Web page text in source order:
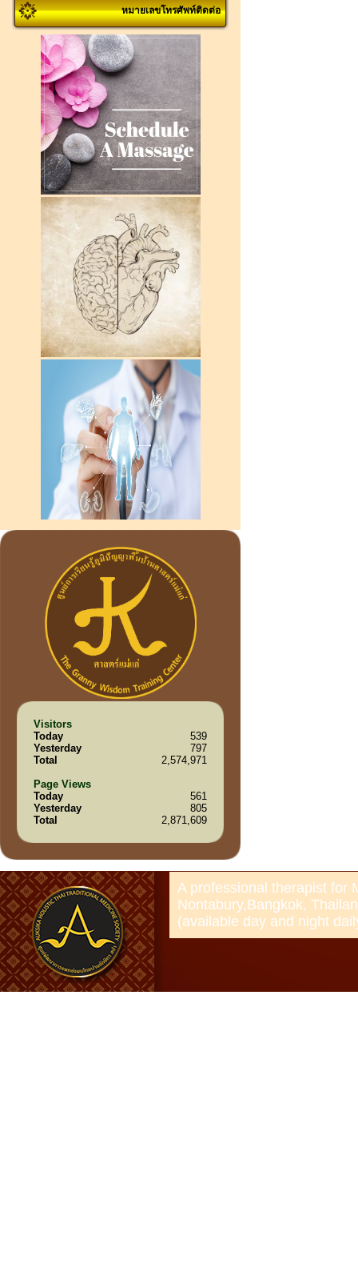
หมายเลขโทรศัพท์ติดต่อ
Visitors
Today
539
Yesterday
797
Total
2,574,971
Page Views
Today
561
Yesterday
805
Total
2,871,609
A professional therapist for
Nontabury,Bangkok,
(available day and night